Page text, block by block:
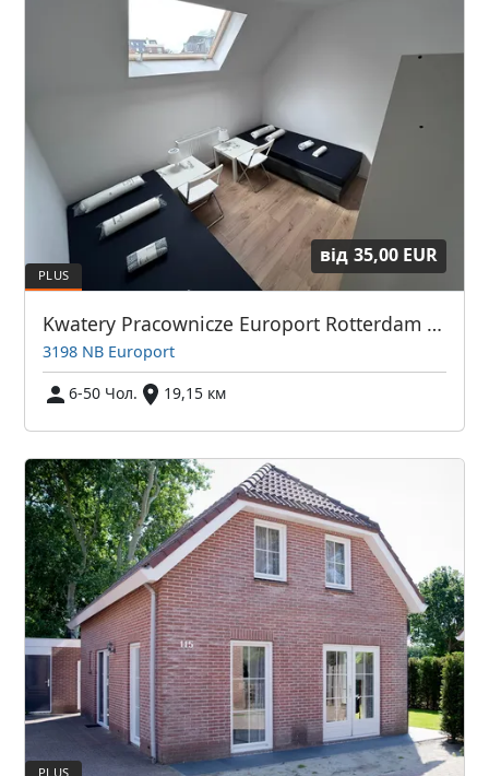
від 35,00 EUR
Kwatery Pracownicze Europort Rotterdam i Okolice
3198 NB Europort
6-50 Чол.
19,15 км